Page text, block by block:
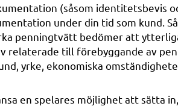
(såsom identitetsbevis
under din tid som kund.
penningtvätt bedömer att
relaterade till förebyggande av
yrke, ekonomiska
en spelares möjlighet att sätta